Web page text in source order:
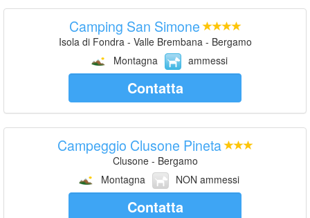
Camping San Simone
Isola di Fondra - Valle Brembana - Bergamo
Montagna
ammessi
Contatta
Campeggio Clusone Pineta
Clusone - Bergamo
Montagna
NON ammessi
Contatta